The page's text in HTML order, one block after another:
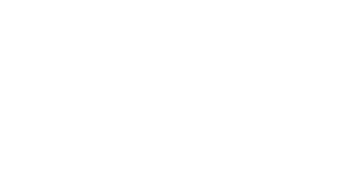
Dentro de esta nueva área
gestionada directamente
presidencia de la Junta
forma significativa sus